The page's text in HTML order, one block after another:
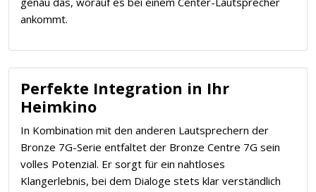
ankommt.
Perfekte Integration in Ihr
Heimkino
In Kombination mit den anderen Lautsprechern der
Bronze 7G-Serie entfaltet der Bronze Centre 7G sein
volles Potenzial. Er sorgt für ein nahtloses
Klangerlebnis, bei dem Dialoge stets klar verständlich